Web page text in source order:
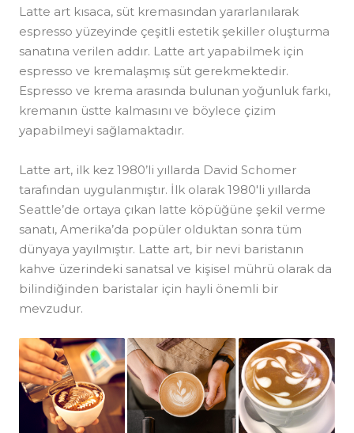
Latte art kısaca, süt kremasından yararlanılarak
espresso yüzeyinde çeşitli estetik şekiller oluşturma
sanatına verilen addır. Latte art yapabilmek için
espresso ve kremalaşmış süt gerekmektedir.
Espresso ve krema arasında bulunan yoğunluk farkı,
kremanın üstte kalmasını ve böylece çizim
yapabilmeyi sağlamaktadır.
Latte art, ilk kez 1980’li yıllarda David Schomer
tarafından uygulanmıştır. İlk olarak 1980′li yıllarda
Seattle’de ortaya çıkan latte köpüğüne şekil verme
sanatı, Amerika’da popüler olduktan sonra tüm
dünyaya yayılmıştır. Latte art, bir nevi baristanın
kahve üzerindeki sanatsal ve kişisel mührü olarak da
bilindiğinden baristalar için hayli önemli bir
mevzudur.